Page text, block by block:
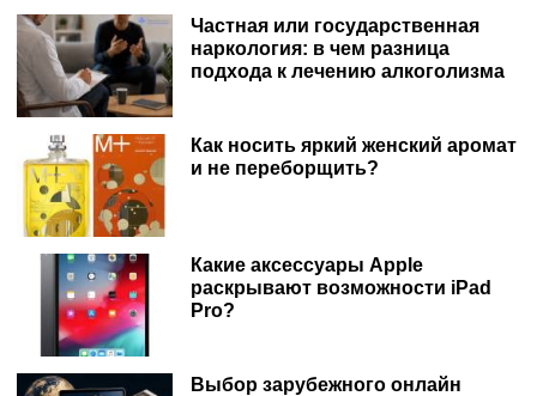
Частная или государственная
наркология: в чем разница
подхода к лечению алкоголизма
Как носить яркий женский аромат
и не переборщить?
Какие аксессуары Apple
раскрывают возможности iPad
Pro?
Выбор зарубежного онлайн